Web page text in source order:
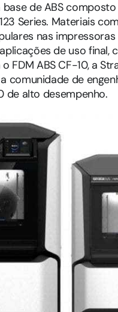
de ABS
Series. Materiais
nas impressoras
de uso final,
FDM ABS CF-10, a
comunidade de
de alto desempenho.